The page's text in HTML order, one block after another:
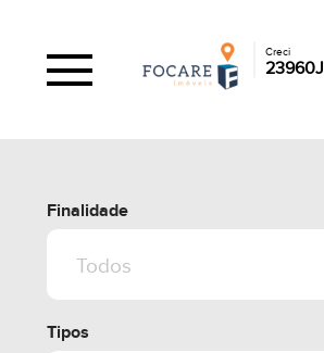
Creci
23960J
Finalidade
Tipos